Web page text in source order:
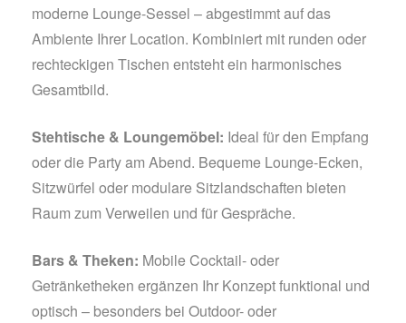
moderne Lounge-Sessel – abgestimmt auf das
Ambiente Ihrer Location. Kombiniert mit runden oder
rechteckigen Tischen entsteht ein harmonisches
Gesamtbild.
Stehtische & Loungemöbel: Ideal für den Empfang
oder die Party am Abend. Bequeme Lounge-Ecken,
Sitzwürfel oder modulare Sitzlandschaften bieten
Raum zum Verweilen und für Gespräche.
Bars & Theken: Mobile Cocktail- oder
Getränketheken ergänzen Ihr Konzept funktional und
optisch – besonders bei Outdoor- oder